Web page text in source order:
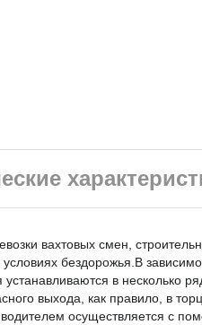
вахтовых смен,
бездорожья. В
устанавливаются в несколько
выхода, как правило, в
осуществляется с